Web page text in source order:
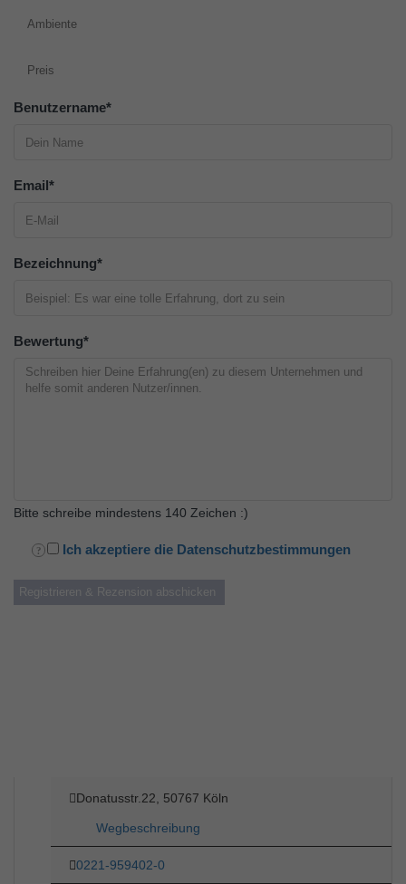
Ambiente
Preis
Benutzername*
Email*
Bezeichnung*
Bewertung*
Bitte schreibe mindestens 140 Zeichen :)
Ich akzeptiere die Datenschutzbestimmungen
Donatusstr.22, 50767 Köln
Wegbeschreibung
0221-959402-0